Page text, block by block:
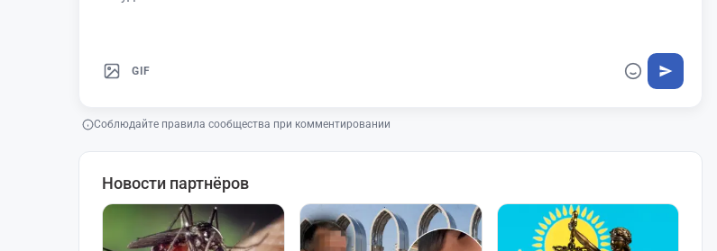
GIF
Соблюдайте правила сообщества при комментировании